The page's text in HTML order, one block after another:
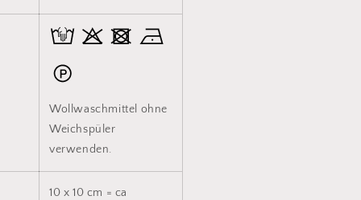
Wollwaschmittel ohne
Weichspüler
verwenden.
10 x 10 cm = ca